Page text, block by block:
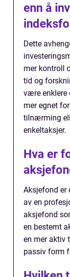
enn å
Dette
mer kontroll
tid og
være enklere
mer egnet
tilnærming
enkeltaksjer.
Hva er
Aksjefond er
av en
aksjefond
en bestemt
en mer aktiv
passiv form